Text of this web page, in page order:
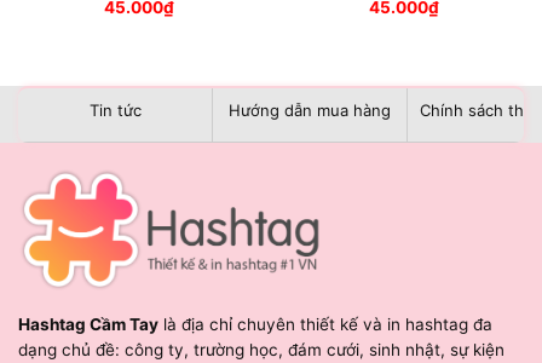
45.000₫ 45.000₫
Tin tức Hướng dẫn mua hàng Chính sách
Hashtag Cầm Tay là địa chỉ chuyên thiết kế và in hashtag đa
dạng chủ đề: công ty, trường học, đám cưới, sinh nhật, sự kiện